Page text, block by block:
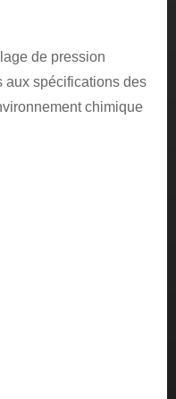
de pression
aux spécifications des
chimique